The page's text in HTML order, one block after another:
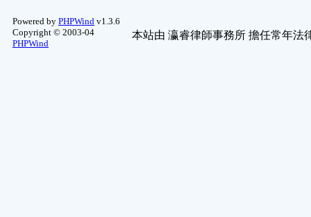
Powered by PHPWind v1.3.6
Copyright © 2003-04
PHPWind
本站由 瀛睿律師事務所 擔任常年法